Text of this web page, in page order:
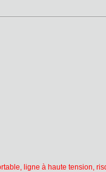
ligne à haute tension,